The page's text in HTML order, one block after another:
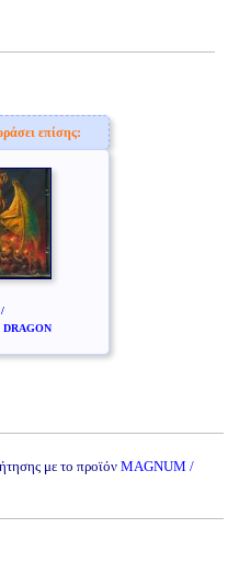
επίσης:
με το προϊόν MAGNUM /